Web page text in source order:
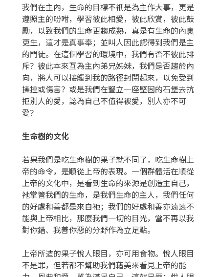
我們在主內，生命的目標不祇是為主作大事，更是
遵照主的吩咐，學習彼此相愛，彼此欣賞，彼此鼓
勵，以致我們的生命更趨成熟，真是有生命的內裏
更生，這才是真事奉；並叫人因此認得到我們是主
的門徒。在這個學習的環境中，我們有否不彼此排
斥？彼此本來互為主內弟兄姊妹，我們是否趨於內
向，將人可以接觸到我的路徑封閉起來，以免受到
操控或傷害？或是我們在豎立一座堅固的石堡去抗
拒別人的愛，認為自己不值得被愛，別人亦不可
愛？
生命樹的文化
若果我們是吃生命樹的果子就不同了，吃生命樹上
帝的命令，是順從上帝的表現。一個群體活在順從
上帝的文化中，是看到生命的來源是創造主自己，
祂掌管我們的生命，是我們生命的主人，我們任何
的好處和善都是來自祂；我們的好處和善亦遠遠不
能與上帝相比，那麼我們一切的目光，當不再以我
對你錯、我善你惡的分野作為立足點。
上帝所造的果子悅人眼目，亦可用食物。悅人眼目
不是罪，但若都不幫助我們藉美來看見上帝的能